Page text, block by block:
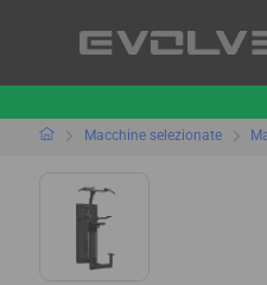
Macchine selezionate